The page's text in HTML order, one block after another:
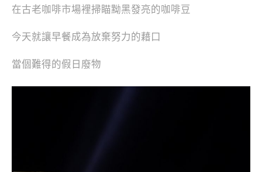
在古老咖啡市場裡掃瞄黝黑發亮的咖啡豆
今天就讓早餐成為放棄努力的藉口
當個難得的假日廢物